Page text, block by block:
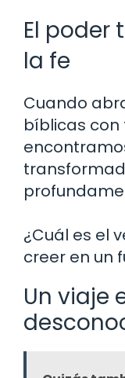
El poder
la fe
Cuando
bíblicas con
¿Cuál es el
creer en un
Un viaje